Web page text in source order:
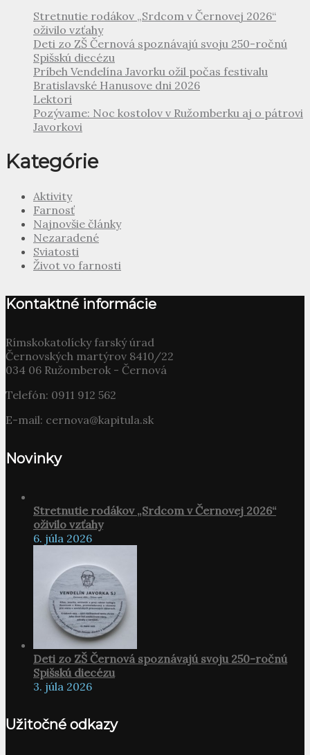
Stretnutie rodákov „Srdcom v Černovej 2026“
oživilo vzťahy
Deti zo ZŠ Černová spoznávajú svoju 250-ročnú
Spišskú diecézu
Príbeh Vendelína Javorku ožil počas festivalu
Bratislavské Hanusove dni 2026
Lektori
Pozývame: Noc kostolov v Ružomberku aj o pátrovi
Javorkovi
Kategórie
Aktivity
Farnosť
Najnovšie články
Nezaradené
Sviatosti
Život vo farnosti
Kontaktné informácie
Rímskokatolícky farský úrad
Černovských martýrov 8410/22
034 06 Ružomberok - Černová
Telefón: 0911 912 562
E-mail: cernova@kapitula.sk
Novinky
Stretnutie rodákov „Srdcom v Černovej 2026“
oživilo vzťahy
6. júla 2026
Deti zo ZŠ Černová spoznávajú svoju 250-ročnú
Spišskú diecézu
3. júla 2026
Užitočné odkazy